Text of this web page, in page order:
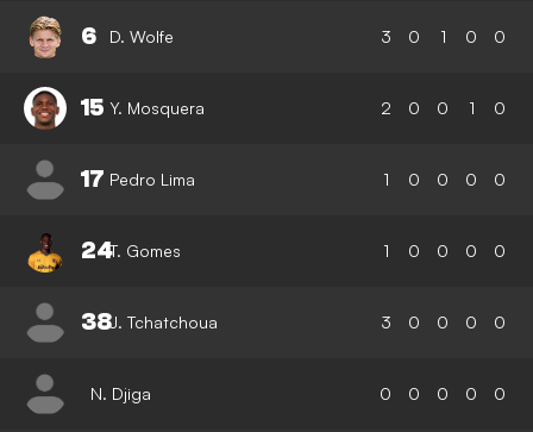
6 D. Wolfe 3 0 1 0 0
15 Y. Mosquera 2 0 0 1 0
17 Pedro Lima 1 0 0 0 0
24T. Gomes 1 0 0 0 0
38J. Tchatchoua 3 0 0 0 0
N. Djiga 0 0 0 0 0